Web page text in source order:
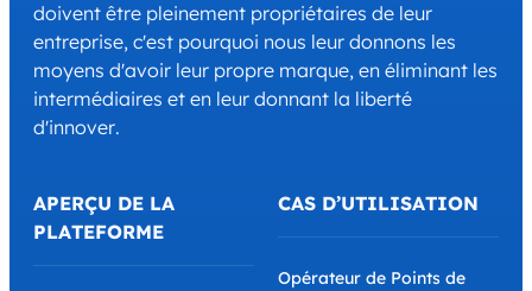
doivent être pleinement propriétaires de leur
entreprise, c'est pourquoi nous leur donnons les
moyens d'avoir leur propre marque, en éliminant les
intermédiaires et en leur donnant la liberté
d'innover.
APERÇU DE LA
PLATEFORME
CAS D’UTILISATION
Opérateur de Points de